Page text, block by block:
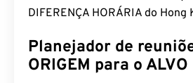
DIFERENÇA HORÁRIA do Hong
Planejador de
ORIGEM para o ALVO